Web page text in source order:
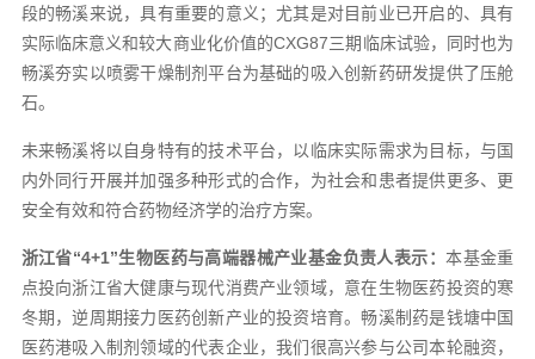
段的畅溪来说，具有重要的意义；尤其是对目前业已开启的、具有
实际临床意义和较大商业化价值的CXG87三期临床试验，同时也为
畅溪夯实以喷雾干燥制剂平台为基础的吸入创新药研发提供了压舱
石。
未来畅溪将以自身特有的技术平台，以临床实际需求为目标，与国
内外同行开展并加强多种形式的合作，为社会和患者提供更多、更
安全有效和符合药物经济学的治疗方案。
浙江省“4+1”生物医药与高端器械产业基金负责人表示：本基金重
点投向浙江省大健康与现代消费产业领域，意在生物医药投资的寒
冬期，逆周期接力医药创新产业的投资培育。畅溪制药是钱塘中国
医药港吸入制剂领域的代表企业，我们很高兴参与公司本轮融资，